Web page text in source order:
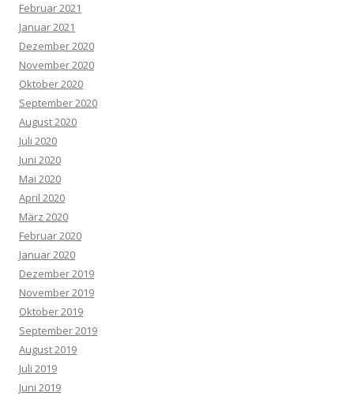
Februar 2021
Januar 2021
Dezember 2020
November 2020
Oktober 2020
September 2020
August 2020
Juli 2020
Juni 2020
Mai 2020
April 2020
März 2020
Februar 2020
Januar 2020
Dezember 2019
November 2019
Oktober 2019
September 2019
August 2019
Juli 2019
Juni 2019